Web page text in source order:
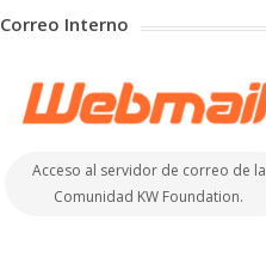
Correo Interno
Acceso al servidor de correo de la
Comunidad KW Foundation.